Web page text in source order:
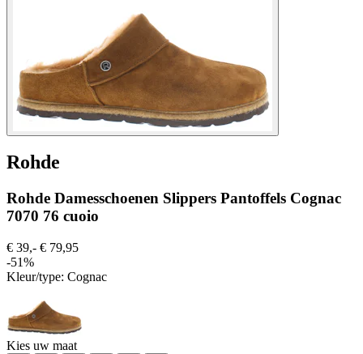
Rohde
Rohde Damesschoenen Slippers Pantoffels Cognac
7070 76 cuoio
€ 39,- € 79,95
-51%
Kleur/type: Cognac
Kies uw maat